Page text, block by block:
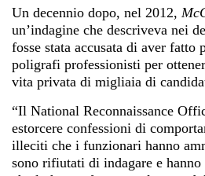
Un decennio dopo, nel 2012,
un’indagine che descriveva nei
fosse stata accusata di aver fatto
poligrafi professionisti per
vita privata di migliaia di
“Il National Reconnaissance
estorcere confessioni di
illeciti che i funzionari hanno
sono rifiutati di indagare e